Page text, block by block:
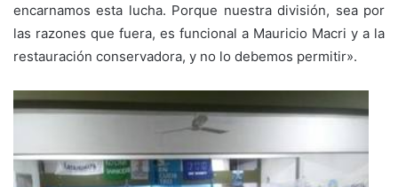
encarnamos esta lucha. Porque nuestra división, sea por
las razones que fuera, es funcional a Mauricio Macri y a la
restauración conservadora, y no lo debemos permitir».